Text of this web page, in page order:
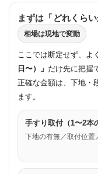
まずは「どれくら
相場は現地で変動
ここでは断定せず、よ
日〜）」 だけ先に把握
正確な金額は、下地・
ます。
手すり取付（1〜2本
下地の有無／取付位置